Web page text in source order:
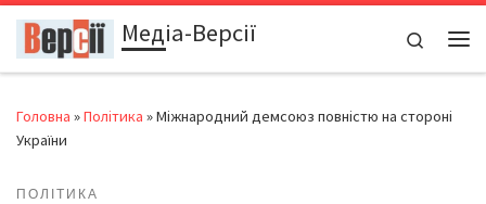
Перейти до вмістуМедіа-Версії
Search
Головна »Політика »Міжнародний демсоюз повністю на стороні
України
ПОЛІТИКА